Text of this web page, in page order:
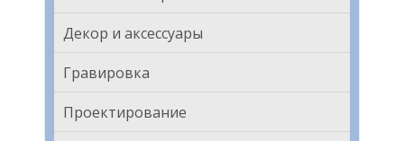
Декор и аксессуары
Гравировка
Проектирование